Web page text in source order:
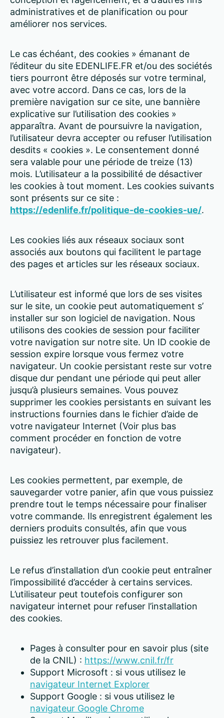
administratives et de planification ou pour
améliorer nos services.
Le cas échéant, des cookies » émanant de
l’éditeur du site EDENLIFE.FR et/ou des sociétés
tiers pourront être déposés sur votre terminal,
avec votre accord. Dans ce cas, lors de la
première navigation sur ce site, une bannière
explicative sur l’utilisation des cookies »
apparaîtra. Avant de poursuivre la navigation,
l’utilisateur devra accepter ou refuser l’utilisation
desdits « cookies ». Le consentement donné
sera valable pour une période de treize (13)
mois. L’utilisateur a la possibilité de désactiver
les cookies à tout moment. Les cookies suivants
sont présents sur ce site :
https://edenlife.fr/politique-de-cookies-ue/.
Les cookies liés aux réseaux sociaux sont
associés aux boutons qui facilitent le partage
des pages et articles sur les réseaux sociaux.
L’utilisateur est informé que lors de ses visites
sur le site, un cookie peut automatiquement s’
installer sur son logiciel de navigation. Nous
utilisons des cookies de session pour faciliter
votre navigation sur notre site. Un ID cookie de
session expire lorsque vous fermez votre
navigateur. Un cookie persistant reste sur votre
disque dur pendant une période qui peut aller
jusqu’à plusieurs semaines. Vous pouvez
supprimer les cookies persistants en suivant les
instructions fournies dans le fichier d’aide de
votre navigateur Internet (Voir plus bas
comment procéder en fonction de votre
navigateur).
Les cookies permettent, par exemple, de
sauvegarder votre panier, afin que vous puissiez
prendre tout le temps nécessaire pour finaliser
votre commande. Ils enregistrent également les
derniers produits consultés, afin que vous
puissiez les retrouver plus facilement.
Le refus d’installation d’un cookie peut entraîner
l’impossibilité d’accéder à certains services.
L’utilisateur peut toutefois configurer son
navigateur internet pour refuser l’installation
des cookies.
Pages à consulter pour en savoir plus (site
de la CNIL) : https://www.cnil.fr/fr
Support Microsoft : si vous utilisez le
navigateur Internet Explorer
Support Google : si vous utilisez le
navigateur Google Chrome